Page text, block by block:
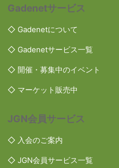
Gadenetサービス
◇ Gadenetについて
◇ Gadenetサービス一覧
◇ 開催・募集中のイベント
◇ マーケット販売中
JGN会員サービス
◇ 入会のご案内
◇ JGN会員サービス一覧